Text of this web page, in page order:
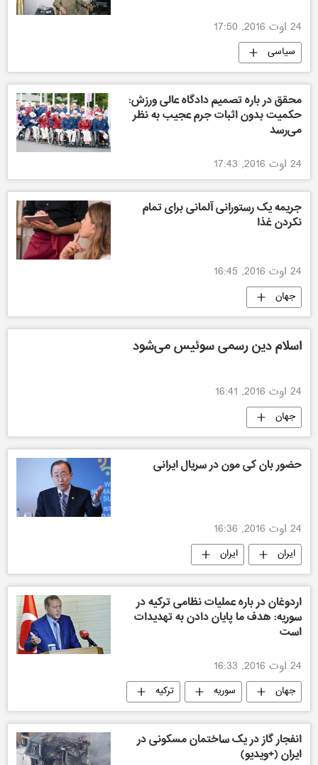
24 اوت 2016, 17:50
سیاسی
محقق در باره تصمیم دادگاه عالی ورزش:
حکمیت بدون اثبات جرم عجیب به نظر
می‌رسد
24 اوت 2016, 17:43
جریمه یک رستورانی آلمانی برای تمام
نکردن غذا
24 اوت 2016, 16:45
جهان
اسلام دین رسمی سوئیس می‌‌شود
24 اوت 2016, 16:41
جهان
حضور بان کی مون در سریال ایرانی
24 اوت 2016, 16:36
ایران ایران
اردوغان در باره عملیات نظامی ترکیه در
سوریه: هدف ما پایان دادن به تهدیدات
است
24 اوت 2016, 16:33
جهان سوریه ترکیه
انفجار گاز در یک ساختمان مسکونی در
ایران (+ویدیو)